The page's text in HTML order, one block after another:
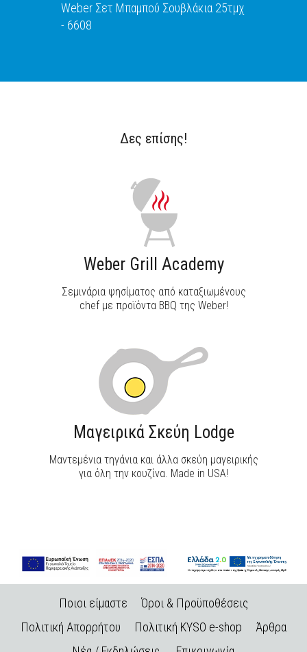
Weber Σετ Μπαμπού Σουβλάκια 25τμχ
- 6608
Δες επίσης!
Weber Grill Academy
Σεμινάρια ψησίματος από καταξιωμένους
chef με προϊόντα BBQ της Weber!
Μαγειρικά Σκεύη Lodge
Μαντεμένια τηγάνια και άλλα σκεύη μαγειρικής
για όλη την κουζίνα. Made in USA!
Ποιοι είμαστε
Όροι & Προϋποθέσεις
Πολιτική Απορρήτου
Πολιτική KYSO e-shop
Άρθρα